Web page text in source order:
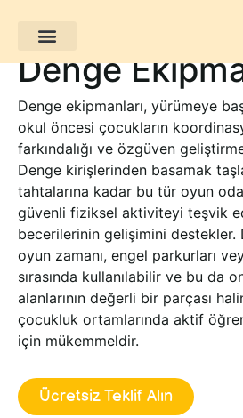
Denge
Denge ekipmanları, yürümeye
okul öncesi çocukların
farkındalığı ve özgüven
Denge kirişlerinden basamak
tahtalarına kadar bu tür oyun
güvenli fiziksel aktiviteyi teşvik
becerilerinin gelişimini destekler.
oyun zamanı, engel parkurları
sırasında kullanılabilir ve bu da
alanlarının değerli bir parçası
çocukluk ortamlarında aktif
için mükemmeldir.
Ücretsiz Teklif Alın